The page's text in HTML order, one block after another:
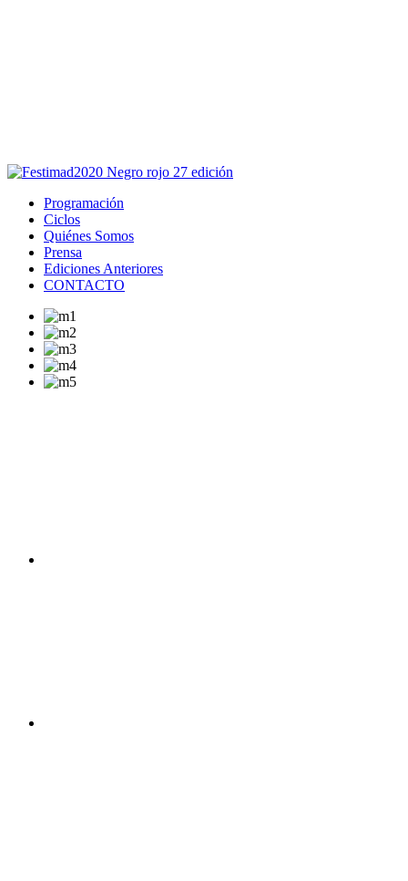
Programación
Ciclos
Quiénes Somos
Prensa
Ediciones Anteriores
CONTACTO